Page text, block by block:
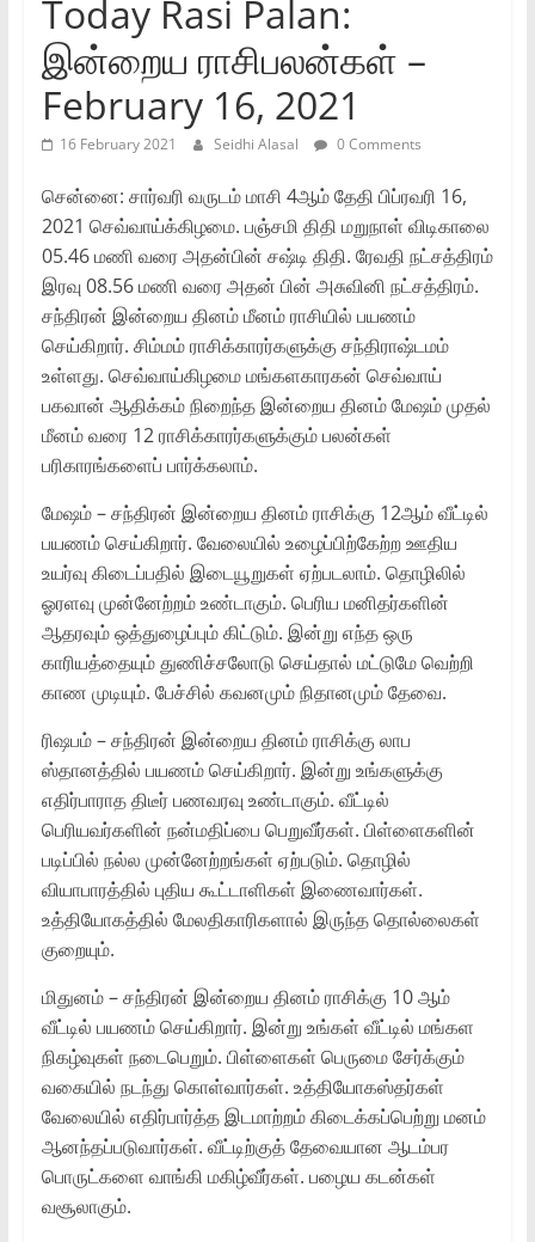
Today Rasi Palan:
இன்றைய ராசிபலன்கள் –
February 16, 2021
16 February 2021 Seidhi Alasal 0 Comments
சென்னை: சார்வரி வருடம் மாசி 4ஆம் தேதி பிப்ரவரி 16,
2021 செவ்வாய்க்கிழமை. பஞ்சமி திதி மறுநாள் விடிகாலை
05.46 மணி வரை அதன்பின் சஷ்டி திதி. ரேவதி நட்சத்திரம்
இரவு 08.56 மணி வரை அதன் பின் அசுவினி நட்சத்திரம்.
சந்திரன் இன்றைய தினம் மீனம் ராசியில் பயணம்
செய்கிறார். சிம்மம் ராசிக்காரர்களுக்கு சந்திராஷ்டமம்
உள்ளது. செவ்வாய்கிழமை மங்களகாரகன் செவ்வாய்
பகவான் ஆதிக்கம் நிறைந்த இன்றைய தினம் மேஷம் முதல்
மீனம் வரை 12 ராசிக்காரர்களுக்கும் பலன்கள்
பரிகாரங்களைப் பார்க்கலாம்.
மேஷம் – சந்திரன் இன்றைய தினம் ராசிக்கு 12ஆம் வீட்டில்
பயணம் செய்கிறார். வேலையில் உழைப்பிற்கேற்ற ஊதிய
உயர்வு கிடைப்பதில் இடையூறுகள் ஏற்படலாம். தொழிலில்
ஓரளவு முன்னேற்றம் உண்டாகும். பெரிய மனிதர்களின்
ஆதரவும் ஒத்துழைப்பும் கிட்டும். இன்று எந்த ஒரு
காரியத்தையும் துணிச்சலோடு செய்தால் மட்டுமே வெற்றி
காண முடியும். பேச்சில் கவனமும் நிதானமும் தேவை.
ரிஷபம் – சந்திரன் இன்றைய தினம் ராசிக்கு லாப
ஸ்தானத்தில் பயணம் செய்கிறார். இன்று உங்களுக்கு
எதிர்பாராத திடீர் பணவரவு உண்டாகும். வீட்டில்
பெரியவர்களின் நன்மதிப்பை பெறுவீர்கள். பிள்ளைகளின்
படிப்பில் நல்ல முன்னேற்றங்கள் ஏற்படும். தொழில்
வியாபாரத்தில் புதிய கூட்டாளிகள் இணைவார்கள்.
உத்தியோகத்தில் மேலதிகாரிகளால் இருந்த தொல்லைகள்
குறையும்.
மிதுனம் – சந்திரன் இன்றைய தினம் ராசிக்கு 10 ஆம்
வீட்டில் பயணம் செய்கிறார். இன்று உங்கள் வீட்டில் மங்கள
நிகழ்வுகள் நடைபெறும். பிள்ளைகள் பெருமை சேர்க்கும்
வகையில் நடந்து கொள்வார்கள். உத்தியோகஸ்தர்கள்
வேலையில் எதிர்பார்த்த இடமாற்றம் கிடைக்கப்பெற்று மனம்
ஆனந்தப்படுவார்கள். வீட்டிற்குத் தேவையான ஆடம்பர
பொருட்களை வாங்கி மகிழ்வீர்கள். பழைய கடன்கள்
வசூலாகும்.